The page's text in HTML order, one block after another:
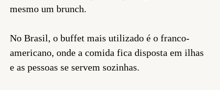
mesmo um brunch.
No Brasil, o buffet mais utilizado é o franco-
americano, onde a comida fica disposta em ilhas
e as pessoas se servem sozinhas.